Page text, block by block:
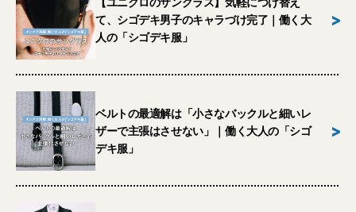
て、シゴデキ男子のキャラづけ完了｜働く大
人の「シゴデキ服」
>
ベルトの最適解は「小さなバックルと細いレ
ザーで主張はさせない」｜働く大人の「シゴ
デキ服」
>